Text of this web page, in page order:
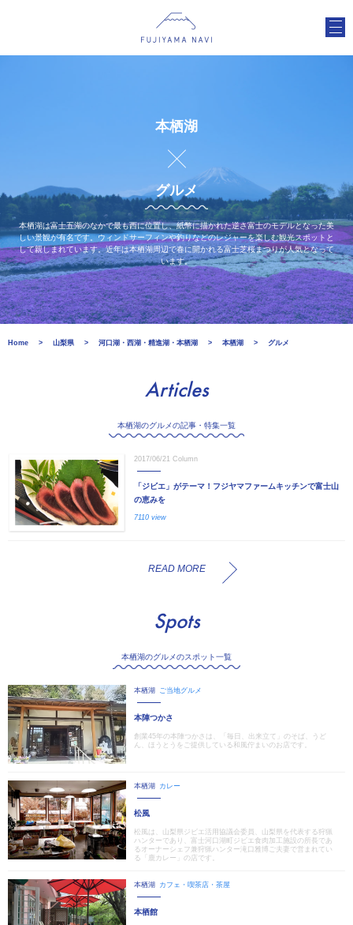
本栖湖
グルメ
本栖湖は富士五湖のなかで最も西に位置し、紙幣に描かれた逆さ富士のモデルとなった美
しい景観が有名です。ウィンドサーフィンや釣りなどのレジャーを楽しむ観光スポットと
して親しまれています。近年は本栖湖周辺で春に開かれる富士芝桜まつりが人気となって
います。
Home 山梨県 河口湖・西湖・精進湖・本栖湖 本栖湖 グルメ
Articles
本栖湖のグルメの記事・特集一覧
2017/06/21 Column
「ジビエ」がテーマ！フジヤマファームキッチンで富士山
の恵みを
7110 view
READ MORE
Spots
本栖湖のグルメのスポット一覧
本栖湖 ご当地グルメ
本陣つかさ
創業45年の本陣つかさは、「毎日、出来立て」のそば、うど
ん、ほうとうをご提供している和風佇まいのお店です。
本栖湖 カレー
松風
松風は、山梨県ジビエ活用協議会委員、山梨県を代表する狩猟
ハンターであり、富士河口湖町ジビエ食肉加工施設の所長であ
るオーナーシェフ兼狩猟ハンター滝口雅博ご夫妻で営まれてい
る「鹿カレー」の店です。
本栖湖 カフェ・喫茶店・茶屋
本栖館